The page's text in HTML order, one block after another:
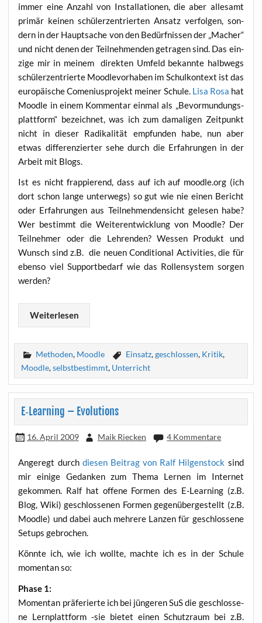
immer eine Anzahl von Instal­la­tio­nen, die aber alle­samt
pri­mär kei­nen schü­ler­zen­trier­ten Ansatz ver­fol­gen, son­
dern in der Haupt­sa­che von den Bedürf­nis­sen der „Macher“
und nicht denen der Teil­neh­men­den getra­gen sind. Das ein­
zi­ge mir in mei­nem direk­ten Umfeld bekann­te halb­wegs
schü­ler­zen­trier­te Mood­le­vor­ha­ben im Schul­kon­text ist das
euro­päi­sche Come­ni­us­pro­jekt mei­ner Schu­le. Lisa Rosa hat
Mood­le in einem Kom­men­tar ein­mal als „Bevor­mun­dungs­
platt­form“ bezeich­net, was ich zum dama­li­gen Zeit­punkt
nicht in die­ser Radi­ka­li­tät emp­fun­den habe, nun aber
etwas dif­fe­ren­zier­ter sehe durch die Erfah­run­gen in der
Arbeit mit Blogs.
Ist es nicht frap­pie­rend, dass auf ich auf moodle.org (ich
dort schon lan­ge unter­wegs) so gut wie nie einen Bericht
oder Erfah­run­gen aus Teil­neh­men­den­sicht gele­sen habe?
Wer bestimmt die Wei­ter­ent­wick­lung von Mood­le? Der
Teil­neh­mer oder die Leh­ren­den? Wes­sen Pro­dukt und
Wunsch sind z.B. die neu­en Con­di­tio­nal Acti­vi­ties, die für
eben­so viel Sup­port­be­darf wie das Rol­len­sys­tem sor­gen
werden?
Wei­ter­le­sen
Methoden, Moodle Einsatz,geschlossen, Kritik,
Moodle,selbstbestimmt, Unterricht
E‑Learning – Evolutions
16. April 2009 Maik Riecken 4 Kommentare
Ange­regt durch die­sen Bei­trag von Ralf Hil­gen­stock sind
mir eini­ge Gedan­ken zum The­ma Ler­nen im Inter­net
gekom­men. Ralf hat offe­ne For­men des E‑Learning (z.B.
Blog, Wiki) geschlos­se­nen For­men gegen­über­ge­stellt (z.B.
Mood­le) und dabei auch meh­re­re Lan­zen für geschlos­se­ne
Set­ups gebrochen.
Könn­te ich, wie ich woll­te, mach­te ich es in der Schu­le
momen­tan so:
Pha­se 1:
Momen­tan prä­fe­rier­te ich bei jün­ge­ren SuS die geschlos­se­
ne Lern­platt­form ‑sie bie­tet einen Schutz­raum bei z.B.